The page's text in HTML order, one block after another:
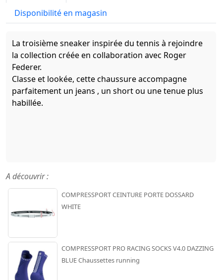
Disponibilité en magasin
La troisième sneaker inspirée du tennis à rejoindre
la collection créée en collaboration avec Roger
Federer.
Classe et lookée, cette chaussure accompagne
parfaitement un jeans , un short ou une tenue plus
habillée.
A découvrir :
COMPRESSPORT CEINTURE PORTE DOSSARD
WHITE
COMPRESSPORT PRO RACING SOCKS V4.0 DAZZING
BLUE Chaussettes running